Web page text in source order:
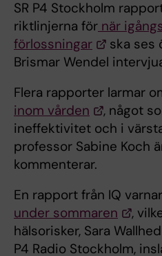
SR P4 Stockholm
riktlinjerna för när
förlossningar
ska ses
Brismar Wendel
Flera rapporter larmar
inom vården
, något
ineffektivitet och i
professor Sabine Koch
kommenterar.
En rapport från IQ
under sommaren
,
hälsorisker, Sara
P4 Radio Stockholm,